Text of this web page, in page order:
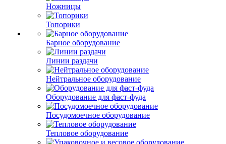
Ножницы
Топорики
Барное оборудование
Линии раздачи
Нейтральное оборудование
Оборудование для фаст-фуда
Посудомоечное оборудование
Тепловое оборудование